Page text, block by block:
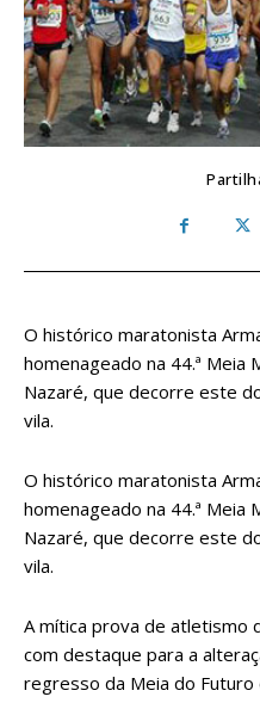
O histórico maratonista
homenageado na 44.ª Meia
Nazaré, que decorre este
vila.
O histórico maratonista
homenageado na 44.ª Meia
Nazaré, que decorre este
vila.
A mítica prova de atletismo
com destaque para a
regresso da Meia do Futuro